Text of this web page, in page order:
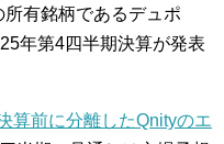
有銘柄であるデュポ
年第4四半期決算が発表
算前に分離したQnityのエ